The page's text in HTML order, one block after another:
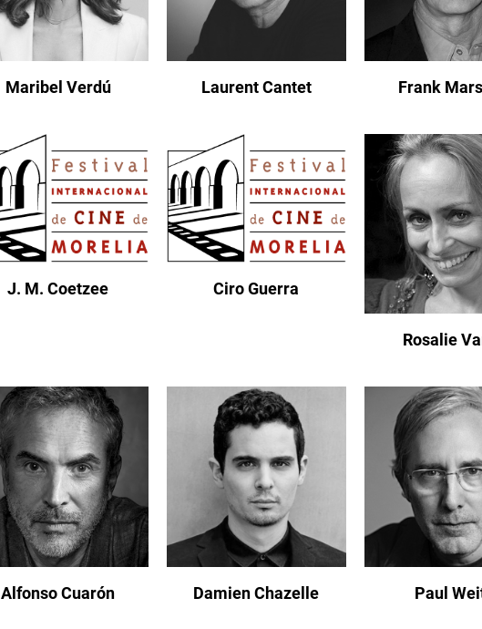
Maribel Verdú Laurent Cantet Frank
J. M. Coetzee Ciro Guerra
Rosalie
Alfonso Cuarón Damien Chazelle Paul